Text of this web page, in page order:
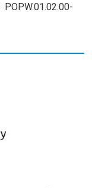
POPW.01.02.00-